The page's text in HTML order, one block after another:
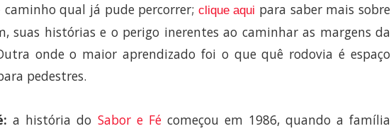
qual já pude percorrer; clique aqui para saber mais sobre
suas histórias e o perigo inerentes ao caminhar as margens da
onde o maior aprendizado foi o que quê rodovia é espaço
pedestres.
:a história do Sabor e Fécomeçou em 1986, quando a família